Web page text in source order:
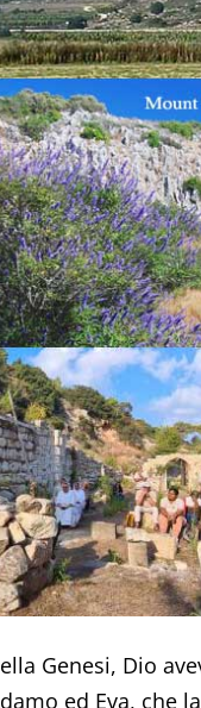
Genesi, Dio
ed Eva, che